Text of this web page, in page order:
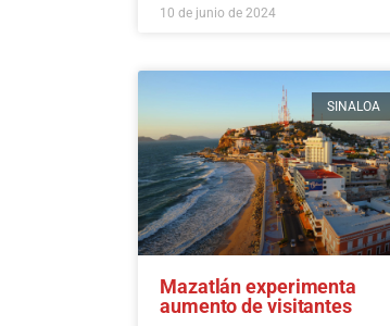
internacionales.…
10 de junio de 2024
SINALOA
Mazatlán experimenta
aumento de visitantes